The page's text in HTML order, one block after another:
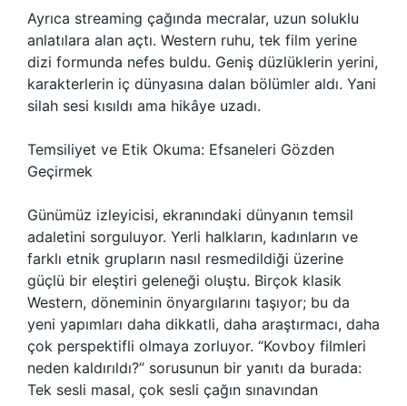
Ayrıca streaming çağında mecralar, uzun soluklu
anlatılara alan açtı. Western ruhu, tek film yerine
dizi formunda nefes buldu. Geniş düzlüklerin yerini,
karakterlerin iç dünyasına dalan bölümler aldı. Yani
silah sesi kısıldı ama hikâye uzadı.
Temsiliyet ve Etik Okuma: Efsaneleri Gözden
Geçirmek
Günümüz izleyicisi, ekranındaki dünyanın temsil
adaletini sorguluyor. Yerli halkların, kadınların ve
farklı etnik grupların nasıl resmedildiği üzerine
güçlü bir eleştiri geleneği oluştu. Birçok klasik
Western, döneminin önyargılarını taşıyor; bu da
yeni yapımları daha dikkatli, daha araştırmacı, daha
çok perspektifli olmaya zorluyor. “Kovboy filmleri
neden kaldırıldı?” sorusunun bir yanıtı da burada:
Tek sesli masal, çok sesli çağın sınavından